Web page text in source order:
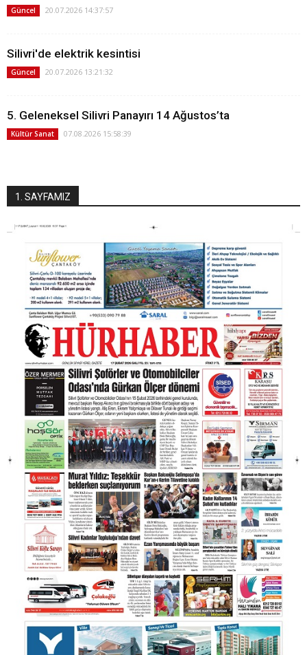
Güncel 20.07.2026 14:37:57
Silivri'de elektrik kesintisi
Güncel 20.07.2026 13:21:32
5. Geleneksel Silivri Panayırı 14 Ağustos’ta
Kültür Sanat 07.08.2026 15:58:39
1. SAYFAMIZ